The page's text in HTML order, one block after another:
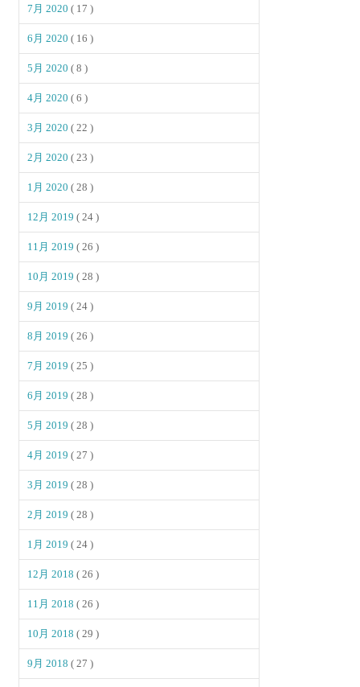
7月 2020( 17 )
6月 2020( 16 )
5月 2020( 8 )
4月 2020( 6 )
3月 2020( 22 )
2月 2020( 23 )
1月 2020( 28 )
12月 2019( 24 )
11月 2019( 26 )
10月 2019( 28 )
9月 2019( 24 )
8月 2019( 26 )
7月 2019( 25 )
6月 2019( 28 )
5月 2019( 28 )
4月 2019( 27 )
3月 2019( 28 )
2月 2019( 28 )
1月 2019( 24 )
12月 2018( 26 )
11月 2018( 26 )
10月 2018( 29 )
9月 2018( 27 )